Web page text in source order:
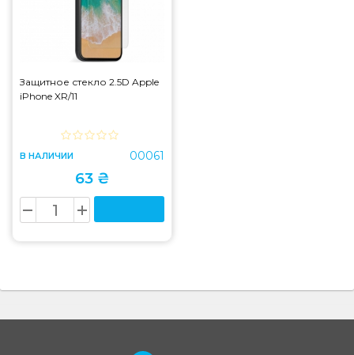
Защитное стекло 2.5D Apple
iPhone XR/11
В НАЛИЧИИ 00061
63 ₴